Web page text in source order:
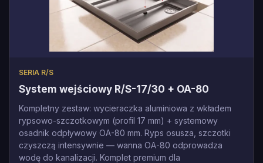
SERIA R/S
System wejściowy R/S-17/30 + OA-80
Kompletny zestaw: wycieraczka aluminiowa z wkładem
rypsowo-szczotkowym (profil 17 mm) + systemowy
osadnik odpływowy OA-80 mm. Ryps osusza, szczotki
czyszczą intensywnie — wanna OA-80 odprowadza
wodę do kanalizacji. Komplet premium dla